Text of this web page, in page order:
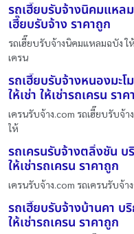
รถเฮี๊ยบรับจ้างนิคมแหล
เฮี๊ยบรับจ้าง ราคาถูก
รถเฮี๊ยบรับจ้างนิคมแหลมฉบัง ใ
เครน
รถเฮี๊ยบรับจ้างหนองมะโ
ให้เช่า ให้เช่ารถเครน รา
เครนรับจ้าง.com รถเฮี๊ยบรับจ้า
ให้
รถเครนรับจ้างตลิ่งชัน บ
ให้เช่ารถเครน ราคาถูก
เครนรับจ้าง.com รถเครนรับจ้า
รถเฮี๊ยบรับจ้างบ้านคา บ
ให้เช่ารถเครน ราคาถูก